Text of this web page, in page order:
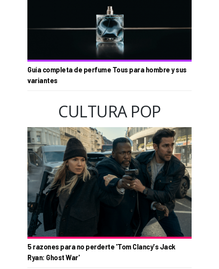
Guía completa de perfume Tous para hombre y sus
variantes
CULTURA POP
5 razones para no perderte 'Tom Clancy's Jack
Ryan: Ghost War'